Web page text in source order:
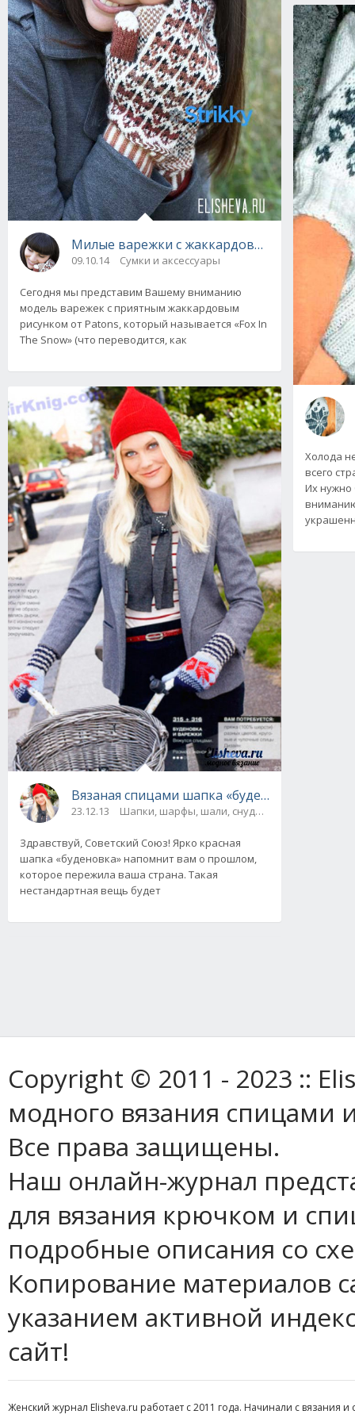
Милые варежки с жаккардовым рисунком
09.10.14 Сумки и аксессуары
Сегодня мы представим Вашему вниманию
модель варежек с приятным жаккардовым
рисунком от Patons, который называется «Fox In
The Snow» (что переводится, как
Вязаная спицами шапка «буденовка» и
23.12.13 Шапки, шарфы, шали, снуды и палантины /
Здравствуй, Советский Союз! Ярко красная
шапка «буденовка» напомнит вам о прошлом,
которое пережила ваша страна. Такая
нестандартная вещь будет
Холода
всего
Их нужно
Copyright © 2011 - 2023 ::
модного вязания спицами
Все права защищены.
Наш онлайн-журнал
для вязания крючком и
подробные описания со
Копирование материалов
указанием активной
сайт!
Женский журнал Elisheva.ru работает с 2011 года. Начинали с вязания